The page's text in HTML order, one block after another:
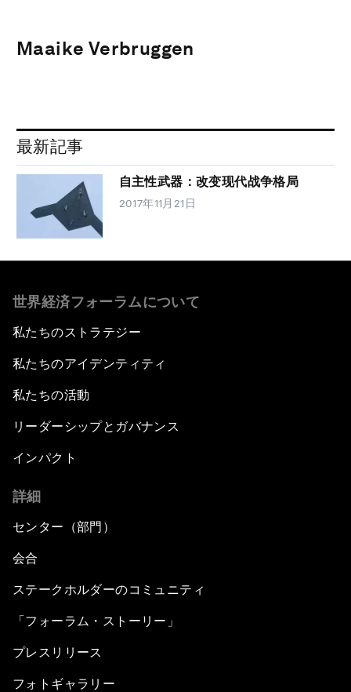
Maaike Verbruggen
最新記事
自主性武器：改变现代战争格局
2017年11月21日
世界経済フォーラムについて
私たちのストラテジー
私たちのアイデンティティ
私たちの活動
リーダーシップとガバナンス
インパクト
詳細
センター（部門）
会合
ステークホルダーのコミュニティ
「フォーラム・ストーリー」
プレスリリース
フォトギャラリー